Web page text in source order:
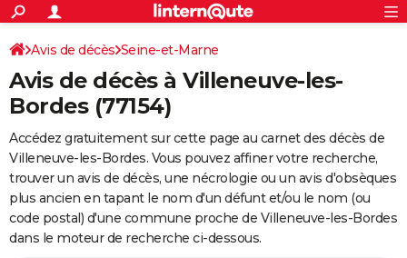
ACTUALITÉS
Politique
Société
Faits Divers
Education
Monde
Villes
+
SPORT
Coupe du monde 2026
Football
Tennis
Cyclisme
Rugby
Forum
CULTURE
FINANCE
Retraite
Impôts
Epargne
Immobilier
Risques naturels par ville
Banque
Assurance
Crédit
Essais
Réserver un essai
Citadines
Berlines
SUV
Forum auto
+
HIGH-TECH
Mobiles
Meilleur smartphone
Internet
Ordinateurs
Jeux vidéo
Guide high-tech
+
BRICOLAGE
S'inscrire
Connexion
Avis de décès Seine-et-Marne
Avis de décès à Villeneuve-les-
Bordes (77154)
Accédez gratuitement sur cette page au carnet des décès de
Villeneuve-les-Bordes. Vous pouvez affiner votre recherche,
trouver un avis de décès, une nécrologie ou un avis d'obsèques
plus ancien en tapant le nom d'un défunt et/ou le nom (ou
code postal) d'une commune proche de Villeneuve-les-Bordes
dans le moteur de recherche ci-dessous.